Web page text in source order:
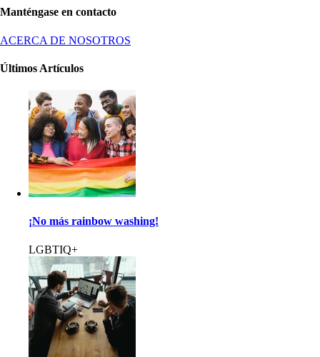
Manténgase en contacto
ACERCA DE NOSOTROS
Últimos Artículos
¡No más rainbow washing!
LGBTIQ+